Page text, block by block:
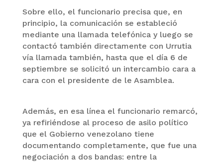
Sobre ello, el funcionario precisa que, en
principio, la comunicación se estableció
mediante una llamada telefónica y luego se
contactó también directamente con Urrutia
vía llamada también, hasta que el día 6 de
septiembre se solicitó un intercambio cara a
cara con el presidente de le Asamblea.
Además, en esa línea el funcionario remarcó,
ya refiriéndose al proceso de asilo político
que el Gobierno venezolano tiene
documentando completamente, que fue una
negociación a dos bandas: entre la